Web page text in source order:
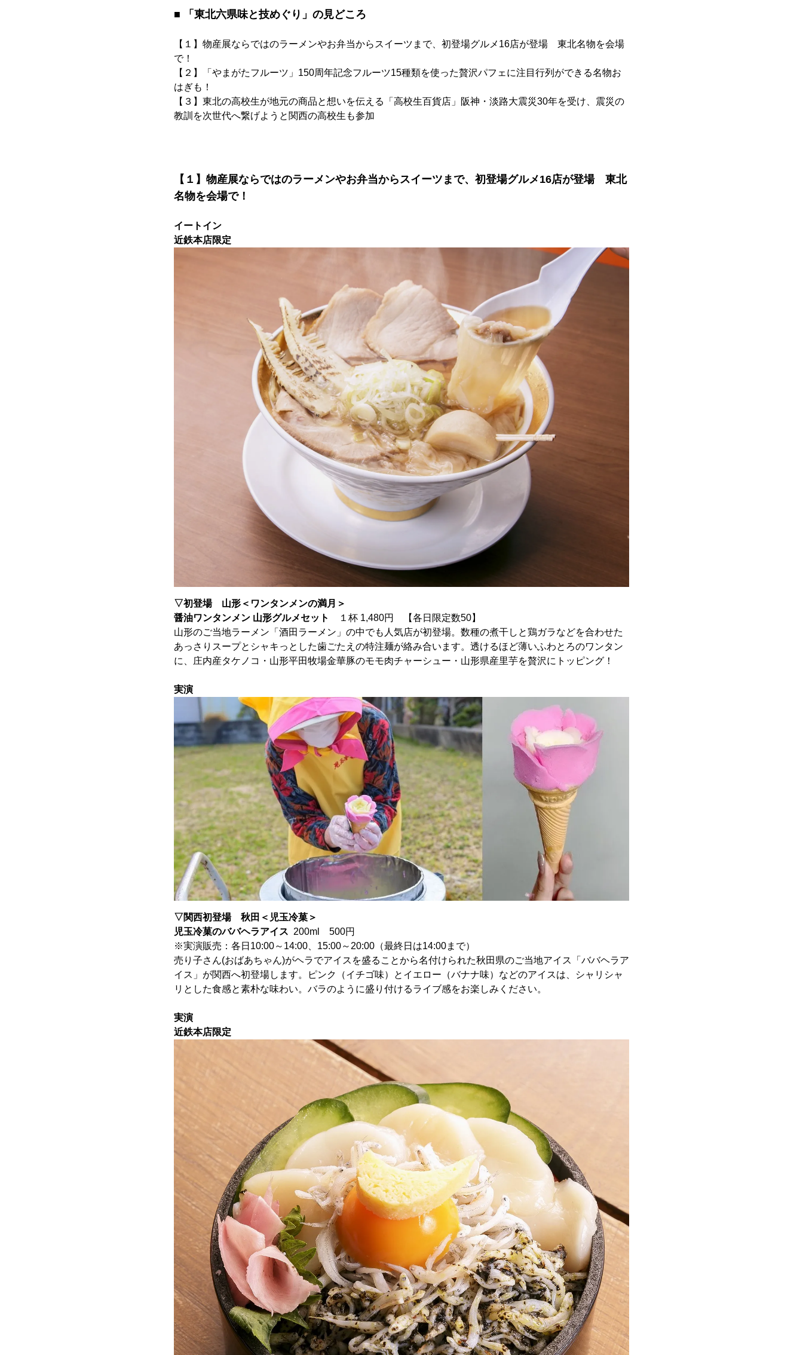
■ 「東北六県味と技めぐり」の見どころ
【１】物産展ならではのラーメンやお弁当からスイーツまで、初登場グルメ16店が登場 東北名物を会場
で！
【２】「やまがたフルーツ」150周年記念フルーツ15種類を使った贅沢パフェに注目行列ができる名物お
はぎも！
【３】東北の高校生が地元の商品と想いを伝える「高校生百貨店」阪神・淡路大震災30年を受け、震災の
教訓を次世代へ繋げようと関西の高校生も参加
【１】物産展ならではのラーメンやお弁当からスイーツまで、初登場グルメ16店が登場 東北
名物を会場で！
イートイン
近鉄本店限定
▽初登場 山形＜ワンタンメンの満月＞
醤油ワンタンメン 山形グルメセット
１杯 1,480円 【各日限定数50】
山形のご当地ラーメン「酒田ラーメン」の中でも人気店が初登場。数種の煮干しと鶏ガラなどを合わせた
あっさりスープとシャキっとした歯ごたえの特注麺が絡み合います。透けるほど薄いふわとろのワンタン
に、庄内産タケノコ・山形平田牧場金華豚のモモ肉チャーシュー・山形県産里芋を贅沢にトッピング！
実演
▽関西初登場 秋田＜児玉冷菓＞
児玉冷菓のババヘラアイス 200ml 500円
※実演販売：各日10:00～14:00、15:00～20:00（最終日は14:00まで）
売り子さん(おばあちゃん)がヘラでアイスを盛ることから名付けられた秋田県のご当地アイス「ババヘラア
イス」が関西へ初登場します。ピンク（イチゴ味）とイエロー（バナナ味）などのアイスは、シャリシャ
リとした食感と素朴な味わい。バラのように盛り付けるライブ感をお楽しみください。
実演
近鉄本店限定